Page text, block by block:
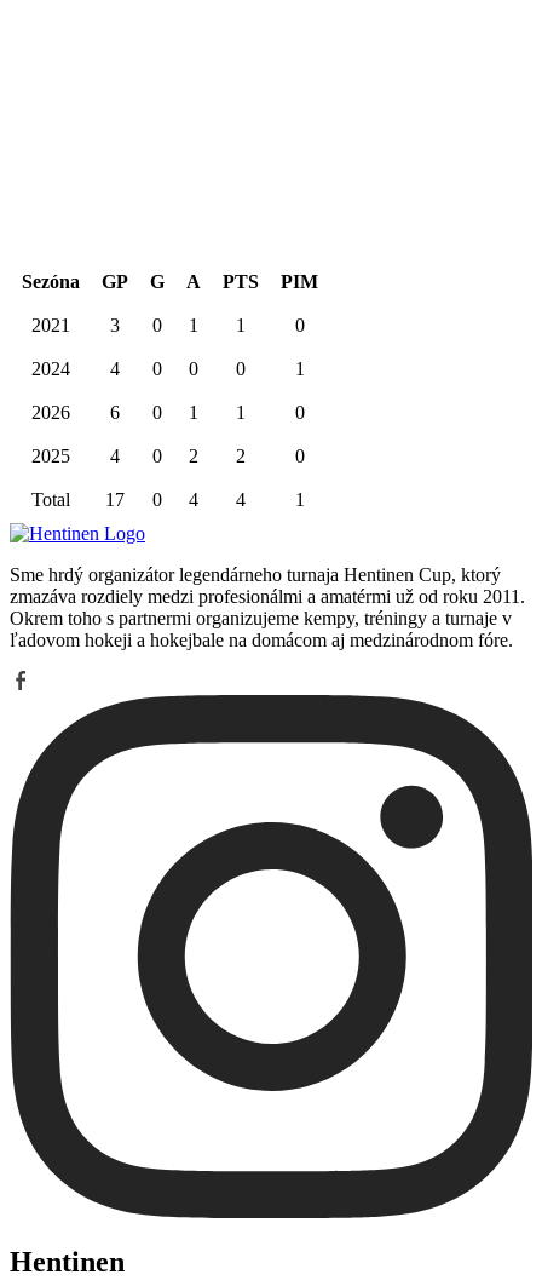
Sezóna GP G A PTS PIM
2021 3 0 1 1 0
2024 4 0 0 0 1
2026 6 0 1 1 0
2025 4 0 2 2 0
Total 17 0 4 4 1
Sme hrdý organizátor legendárneho turnaja Hentinen Cup, ktorý
zmazáva rozdiely medzi profesionálmi a amatérmi už od roku 2011.
Okrem toho s partnermi organizujeme kempy, tréningy a turnaje v
ľadovom hokeji a hokejbale na domácom aj medzinárodnom fóre.
Hentinen